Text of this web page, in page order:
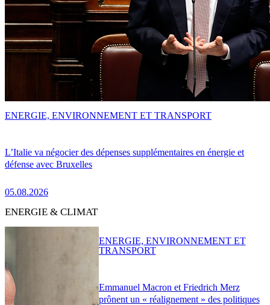
L’Italie va négocier des dépenses supplémentaires en énergie et
défense avec Bruxelles
05.08.2026
ENERGIE, ENVIRONNEMENT ET TRANSPORT
ENERGIE & CLIMAT
Emmanuel Macron et Friedrich Merz
prônent un « réalignement » des politiques
ENERGIE, ENVIRONNEMENT ET
TRANSPORT